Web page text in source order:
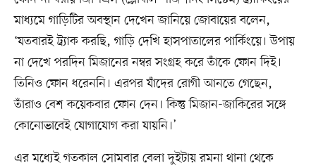
মাধ্যমে গাড়িটির অবস্থান দেখেন জানিয়ে জোবায়ের বলেন,
‘যতবারই ট্র্যাক করছি, গাড়ি দেখি হাসপাতালের পার্কিংয়ে। উপায়
না দেখে পরদিন মিজানের নম্বর সংগ্রহ করে তাঁকে ফোন দিই।
তিনিও ফোন ধরেননি। এরপর যাঁদের রোগী আনতে গেছেন,
তাঁরাও বেশ কয়েকবার ফোন দেন। কিন্তু মিজান-জাকিরের সঙ্গে
কোনোভাবেই যোগাযোগ করা যায়নি।’
এর মধ্যেই গতকাল সোমবার বেলা দুইটায় রমনা থানা থেকে